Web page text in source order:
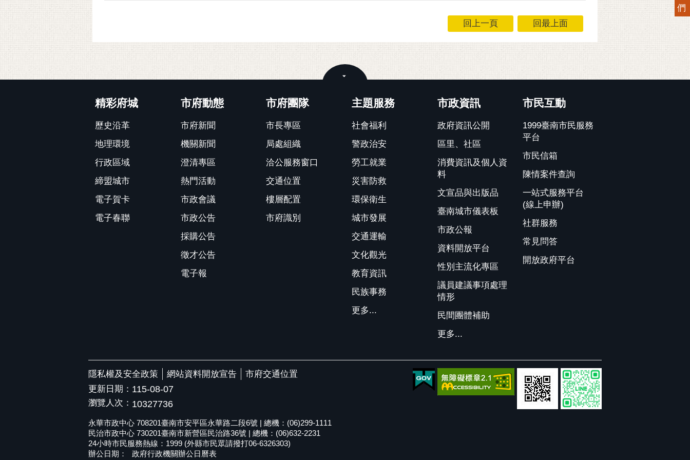
回上一頁 回最上面
精彩府城
歷史沿革
地理環境
行政區域
締盟城市
電子賀卡
電子春聯
市府動態
市府新聞
機關新聞
澄清專區
熱門活動
市政會議
市政公告
採購公告
徵才公告
電子報
市府團隊
市長專區
局處組織
洽公服務窗口
交通位置
樓層配置
市府識別
主題服務
社會福利
警政治安
勞工就業
災害防救
環保衛生
城市發展
交通運輸
文化觀光
教育資訊
民族事務
更多...
市政資訊
政府資訊公開
區里、社區
消費資訊及個人資
料
文宣品與出版品
臺南城市儀表板
市政公報
資料開放平台
性別主流化專區
議員建議事項處理
情形
民間團體補助
更多...
市民互動
1999臺南市民服務
平台
市民信箱
陳情案件查詢
一站式服務平台
(線上申辦)
社群服務
常見問答
開放政府平台
隱私權及安全政策 網站資料開放宣告
市府交通位置
更新日期： 115-08-07
瀏覽人次： 10327736
永華市政中心 708201臺南市安平區永華路二段6號 | 總機：(06)299-1111
民治市政中心 730201臺南市新營區民治路36號 | 總機：(06)632-2231
24小時市民服務熱線：1999 (外縣市民眾請撥打06-6326303)
辦公日期：
政府行政機關辦公日曆表
們